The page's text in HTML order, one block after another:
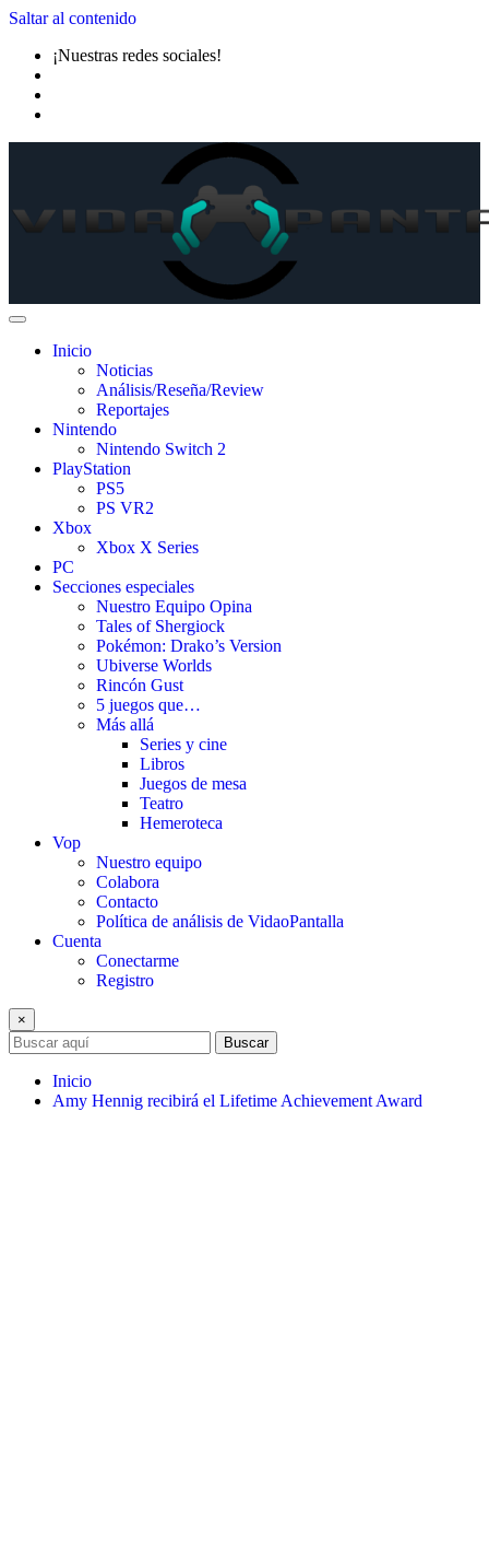
Saltar al contenido
¡Nuestras redes sociales!
Inicio
Noticias
Análisis/Reseña/Review
Reportajes
Nintendo
Nintendo Switch 2
PlayStation
PS5
PS VR2
Xbox
Xbox X Series
PC
Secciones especiales
Nuestro Equipo Opina
Tales of Shergiock
Pokémon: Drako’s Version
Ubiverse Worlds
Rincón Gust
5 juegos que…
Más allá
Series y cine
Libros
Juegos de mesa
Teatro
Hemeroteca
Vop
Nuestro equipo
Colabora
Contacto
Política de análisis de VidaoPantalla
Cuenta
Conectarme
Registro
×
Buscar
Inicio
Amy Hennig recibirá el Lifetime Achievement Award